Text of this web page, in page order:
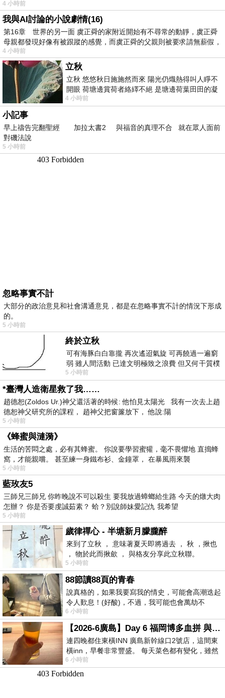
4 小時前
我與AI討論的小說劇情(16)
第16章 世界的另一面 虞正舜的家附近開始有不尋常的動靜，虞正舜
母親都發現好像有被跟蹤的感覺，而虞正舜的父親則被要求請無薪假，
4 小時前
立秋
立秋 悠悠秋日施施然而來 陽光仍熾熱得叫人睜不
開眼 荷塘邊賞荷者絡繹不絕 是塘邊荷葉田田的凝
望 風中飄逸的是映日荷花別樣紅
4 小時前
小記事
早上禱告完翻聖經 加拉太書2 與福音的真理不合 就在眾人面前
對磯法說
5 小時前
忽略事實不計
大部分的政治意見和社會溝通意見，都是在忽略事實不計的情況下形成
的。
5 小時前
終於立秋
可有海豚白白靠攏 再次遙迢氣旋 可再饒過一遍窮
弱 雖人間活動 已達文明極致之浪費 但又何干質樸
者 只能白白陪葬
5 小時前
*臺灣人造衛星救了我……
趙德恕(Zoldos Ur.)神父還活著的時候: 他怕見太陽光 我有一次去上趙
德恕神父研究所的課程， 趙神父把窗簾放下， 他說:陽
5 小時前
《蜂蜜與漣漪》
生活的苦悶之處，必有其蜂蜜。 你說要學習蜜獾，毫不畏懼地 直搗蜂
窩，才能親嚐。 甚至練一身鐵布衫、金鐘罩， 在暴風雨來襲
5 小時前
藍玫友5
三師兄三師兄 你昨晚說不可以殺生 要我放過蟑螂給生路 今天的燉大肉
怎辦？ 你是否要虔誠茹素？ 蛤？別說師妹愛記仇 我希望
5 小時前
歲律禪心 - 半塘新月朦朧醉
來到了立秋 ， 意味著夏天即將過去 ， 秋 ，揪也
， 物於此而揪歛 ， 與格友分享此立秋聯。
5 小時前
88節讀88頁的青春
說真格的，如果我要寫我的情史，可能會高潮迭起
令人歎息！(好酸)，不過，我可能也會萬劫不
復...，每天跪鍵盤還是被判了花心的罪
6 小時前
【2026-6廣島】Day 6 福岡博多血拼 與機場接送少年司機深夜對談
連四晚都住東橫INN 廣島新幹線口2號店，這間東
橫inn，早餐非常豐盛。 每天菜色都有變化，雖然
看到工作人員拿出料理包加熱，但
6 小時前